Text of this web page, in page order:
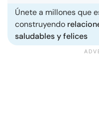
Únete a millones que
construyendo
saludables y felices